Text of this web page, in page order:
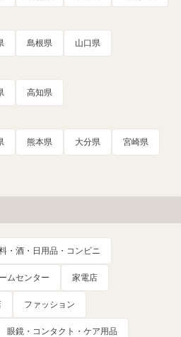
島根県 山口県
高知県
熊本県 大分県 宮崎県
・酒・日用品・コンビニ
ムセンター 家電店
ファッション
眼鏡・コンタクト・ケア用品